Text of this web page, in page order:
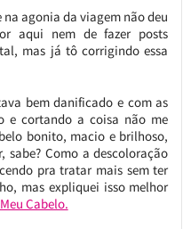
agonia da viagem não deu
aqui nem de fazer posts
mas já tô corrigindo essa
bem danificado e com as
e cortando a coisa não me
bonito, macio e brilhoso,
Como a descoloração
pra tratar mais sem ter
mas expliquei isso melhor
Cabelo.